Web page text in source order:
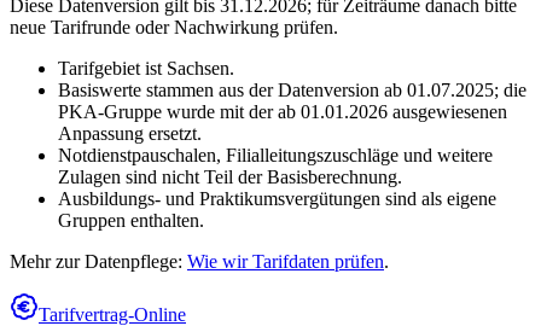
Diese Datenversion gilt bis 31.12.2026; für Zeiträume danach bitte
neue Tarifrunde oder Nachwirkung prüfen.
Tarifgebiet ist Sachsen.
Basiswerte stammen aus der Datenversion ab 01.07.2025; die
PKA-Gruppe wurde mit der ab 01.01.2026 ausgewiesenen
Anpassung ersetzt.
Notdienstpauschalen, Filialleitungszuschläge und weitere
Zulagen sind nicht Teil der Basisberechnung.
Ausbildungs- und Praktikumsvergütungen sind als eigene
Gruppen enthalten.
Mehr zur Datenpflege: Wie wir Tarifdaten prüfen.
Tarifvertrag-Online